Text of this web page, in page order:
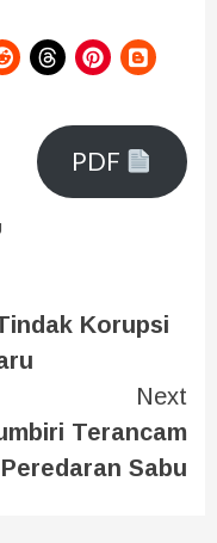
PDF
Korupsi
Next
Terancam
Sabu